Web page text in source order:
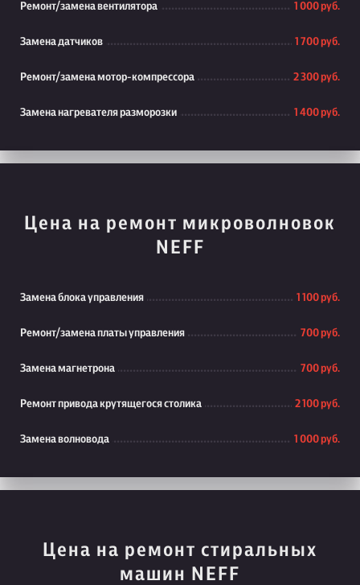
Ремонт/замена вентилятора 1 000 руб.
Замена датчиков 1 700 руб.
Ремонт/замена мотор-компрессора 2 300 руб.
Замена нагревателя разморозки 1 400 руб.
Цена на ремонт микроволновок
NEFF
Замена блока управления 1 100 руб.
Ремонт/замена платы управления 700 руб.
Замена магнетрона 700 руб.
Ремонт привода крутящегося столика 2 100 руб.
Замена волновода 1 000 руб.
Цена на ремонт стиральных
машин NEFF